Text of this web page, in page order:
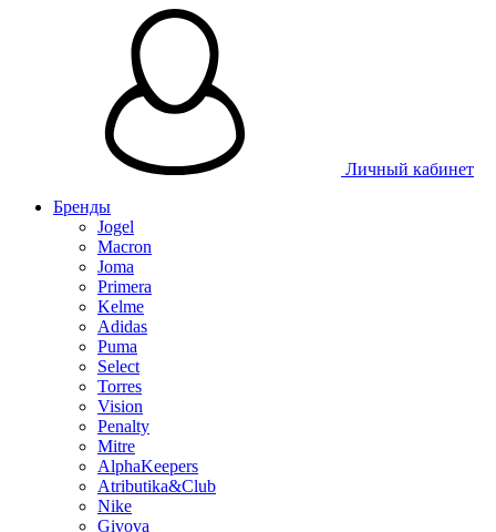
Личный кабинет
Бренды
Jogel
Macron
Joma
Primera
Kelme
Adidas
Puma
Select
Torres
Vision
Penalty
Mitre
AlphaKeepers
Atributika&Club
Nike
Givova